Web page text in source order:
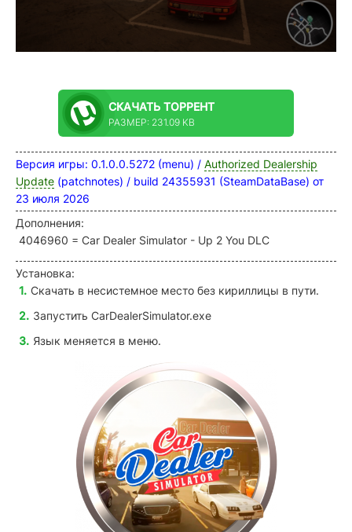
СКАЧАТЬ ТОРРЕНТ
РАЗМЕР: 231.09 KB
Версия игры: 0.1.0.0.5272 (menu) / Authorized Dealership
Update (patchnotes) / build 24355931 (SteamDataBase) от
23 июля 2026
Дополнения:
4046960 = Car Dealer Simulator - Up 2 You DLC
Установка:
Скачать в несистемное место без кириллицы в пути.
Запустить CarDealerSimulator.exe
Язык меняется в меню.